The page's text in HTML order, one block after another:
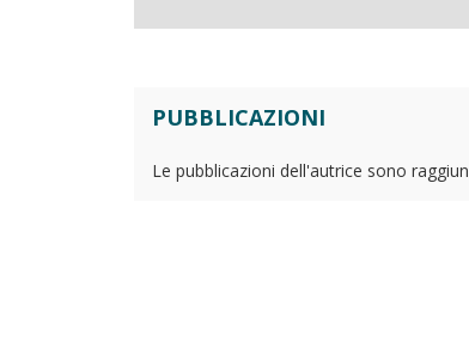
PUBBLICAZIONI
Le pubblicazioni dell'autrice sono